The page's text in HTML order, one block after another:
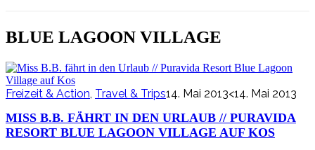
BLUE LAGOON VILLAGE
Freizeit & Action, Travel & Trips14. Mai 2013<14. Mai 2013
MISS B.B. FÄHRT IN DEN URLAUB // PURAVIDA
RESORT BLUE LAGOON VILLAGE AUF KOS